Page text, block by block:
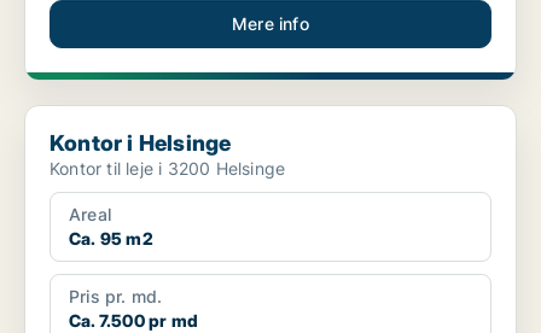
Mere info
Kontor i Helsinge
Kontor i Helsinge
Kontor til leje i 3200 Helsinge
Areal
Ca. 95 m2
Pris pr. md.
Ca. 7.500 pr md